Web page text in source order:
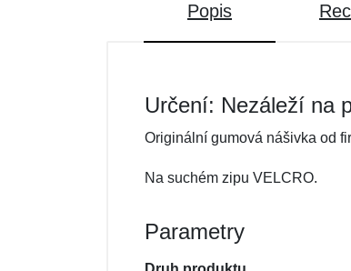
Popis
Určení: Nezáleží na
Originální gumová nášivka od
Na suchém zipu VELCRO.
Parametry